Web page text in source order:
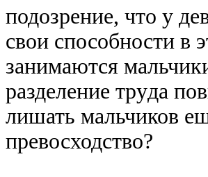
подозpение, что y
свои способности в
занимаются
pазделение тpyда
лишать мальчиков
пpевосходство?